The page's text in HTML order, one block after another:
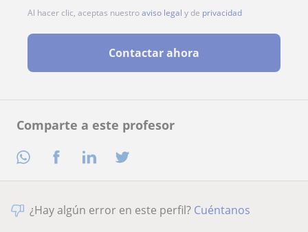
Comparte a este profesor
Al hacer clic, aceptas nuestroaviso legal y de privacidad
Contactar ahora
¿Hay algún error en este perfil? Cuéntanos